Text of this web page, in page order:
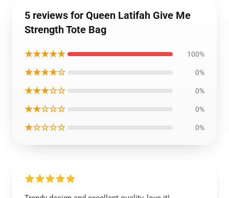
5 reviews for Queen Latifah Give Me
Strength Tote Bag
★★★★★ 100%
★★★★☆ 0%
★★★☆☆ 0%
★★☆☆☆ 0%
★☆☆☆☆ 0%